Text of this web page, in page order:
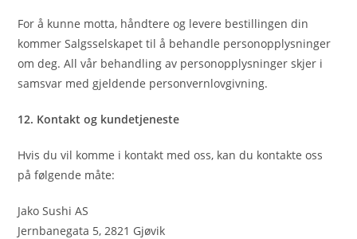
For å kunne motta, håndtere og levere bestillingen din
kommer Salgsselskapet til å behandle personopplysninger
om deg. All vår behandling av personopplysninger skjer i
samsvar med gjeldende personvernlovgivning.
12. Kontakt og kundetjeneste
Hvis du vil komme i kontakt med oss, kan du kontakte oss
på følgende måte:
Jako Sushi AS
Jernbanegata 5, 2821 Gjøvik